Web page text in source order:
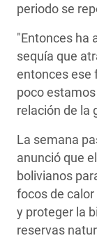
periodo se
"Entonces ha
sequía que
entonces ese
poco
relación de la
La semana
anunció que
bolivianos
focos de
y proteger la
reservas